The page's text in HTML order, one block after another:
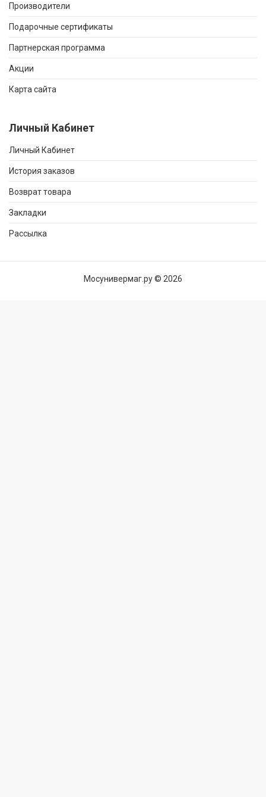
Производители
Подарочные сертификаты
Партнерская программа
Акции
Карта сайта
Личный Кабинет
Личный Кабинет
История заказов
Возврат товара
Закладки
Рассылка
Мосунивермаг.ру © 2026